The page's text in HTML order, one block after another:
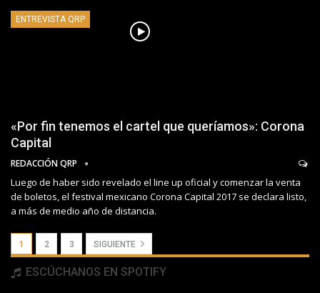
ENTREVISTA QRP
«Por fin tenemos el cartel que queríamos»: Corona
Capital
REDACCIÓN QRP
Luego de haber sido revelado el line up oficial y comenzar la venta
de boletos, el festival mexicano Corona Capital 2017 se declara listo,
a más de medio año de distancia.
1 2 3 SIGUIENTE
ESCÚCHANOS EN SPOTIFY